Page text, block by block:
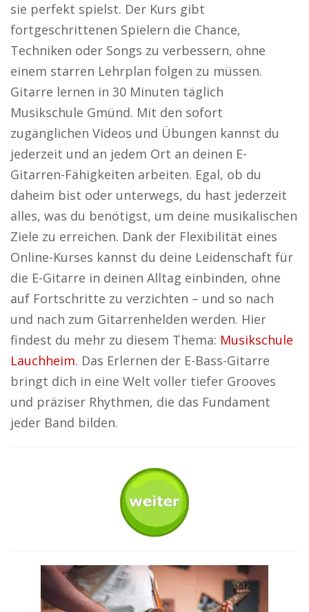
sie perfekt spielst. Der Kurs gibt
fortgeschrittenen Spielern die Chance,
Techniken oder Songs zu verbessern, ohne
einem starren Lehrplan folgen zu müssen.
Gitarre lernen in 30 Minuten täglich
Musikschule Gmünd. Mit den sofort
zugänglichen Videos und Übungen kannst du
jederzeit und an jedem Ort an deinen E-
Gitarren-Fähigkeiten arbeiten. Egal, ob du
daheim bist oder unterwegs, du hast jederzeit
alles, was du benötigst, um deine musikalischen
Ziele zu erreichen. Dank der Flexibilität eines
Online-Kurses kannst du deine Leidenschaft für
die E-Gitarre in deinen Alltag einbinden, ohne
auf Fortschritte zu verzichten – und so nach
und nach zum Gitarrenhelden werden. Hier
findest du mehr zu diesem Thema: Musikschule
Lauchheim. Das Erlernen der E-Bass-Gitarre
bringt dich in eine Welt voller tiefer Grooves
und präziser Rhythmen, die das Fundament
jeder Band bilden.